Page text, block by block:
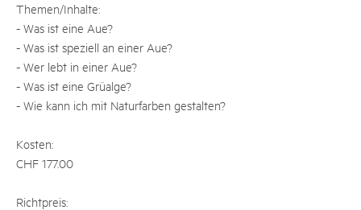
Themen/Inhalte:
- Was ist eine Aue?
- Was ist speziell an einer Aue?
- Wer lebt in einer Aue?
- Was ist eine Grüalge?
- Wie kann ich mit Naturfarben gestalten?
Kosten:
CHF 177.00
Richtpreis: